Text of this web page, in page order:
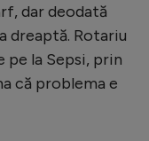
dar deodată
dreaptă. Rotariu
pe la Sepsi, prin
că problema e